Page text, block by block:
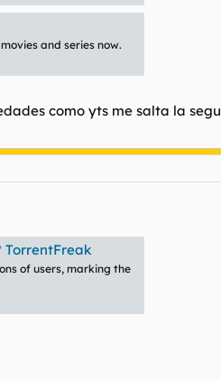
and series now.
como yts me salta la
TorrentFreak
of users, marking the